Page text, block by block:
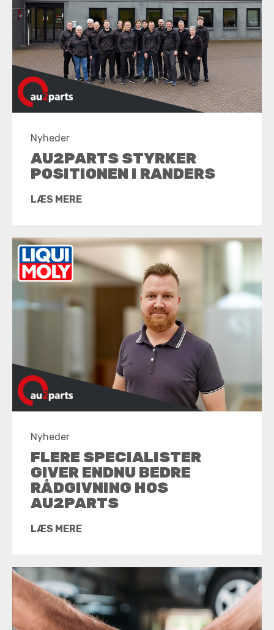
Nyheder
AU2PARTS STYRKER
POSITIONEN I RANDERS
LÆS MERE
Nyheder
FLERE SPECIALISTER
GIVER ENDNU BEDRE
RÅDGIVNING HOS
AU2PARTS
LÆS MERE